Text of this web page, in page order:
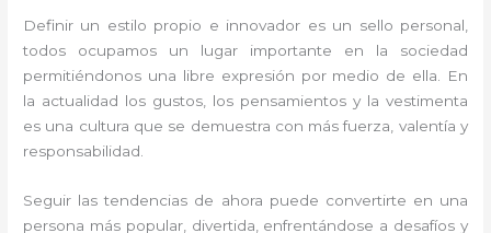
Definir un estilo propio e innovador es un sello personal,
todos ocupamos un lugar importante en la sociedad
permitiéndonos una libre expresión por medio de ella. En
la actualidad los gustos, los pensamientos y la vestimenta
es una cultura que se demuestra con más fuerza, valentía y
responsabilidad.
Seguir las tendencias de ahora puede convertirte en una
persona más popular, divertida, enfrentándose a desafíos y